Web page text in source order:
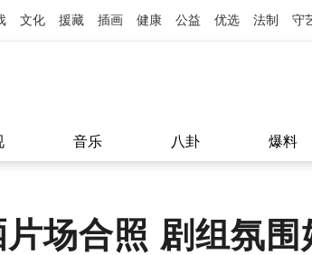
文化 援藏 插画 健康 公益 优选 法制 守
音乐 八卦 爆料
场合照 剧组氛